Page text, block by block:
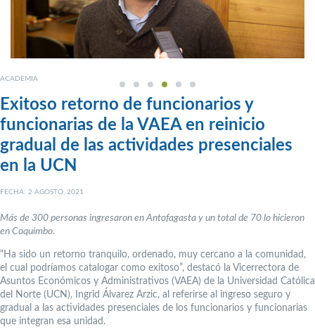
ACADEMIA
Exitoso retorno de funcionarios y
funcionarias de la VAEA en reinicio
gradual de las actividades presenciales
en la UCN
FECHA: 2 AGOSTO, 2021
Más de 300 personas ingresaron en Antofagasta y un total de 70 lo hicieron
en Coquimbo.
“Ha sido un retorno tranquilo, ordenado, muy cercano a la comunidad,
el cual podríamos catalogar como exitoso”, destacó la Vicerrectora de
Asuntos Económicos y Administrativos (VAEA) de la Universidad Católica
del Norte (UCN), Ingrid Álvarez Arzic, al referirse al ingreso seguro y
gradual a las actividades presenciales de los funcionarios y funcionarias
que integran esa unidad.